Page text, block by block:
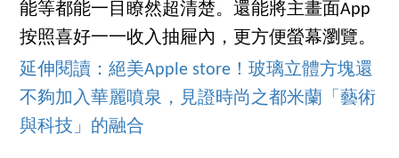
能等都能一目瞭然超清楚。還能將主畫面App
按照喜好一一收入抽屜內，更方便螢幕瀏覽。
延伸閱讀：絕美Apple store！玻璃立體方塊還
不夠加入華麗噴泉，見證時尚之都米蘭「藝術
與科技」的融合